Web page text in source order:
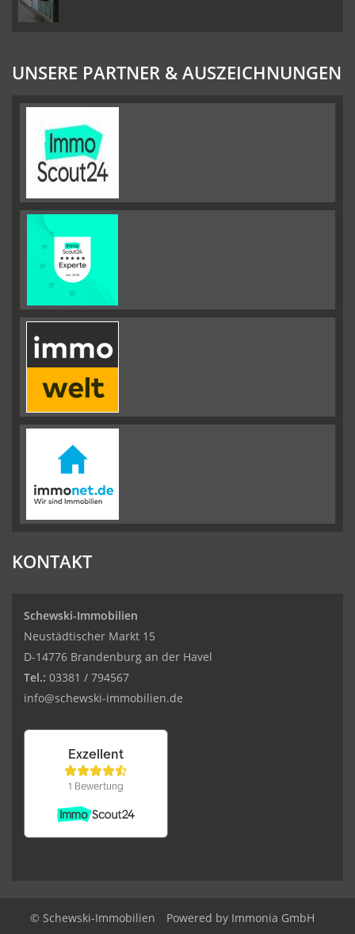
UNSERE PARTNER & AUSZEICHNUNGEN
KONTAKT
Schewski-Immobilien
Neustädtischer Markt 15
D-14776 Brandenburg an der Havel
Tel.: 03381 / 794567
info@schewski-immobilien.de
© Schewski-Immobilien Powered by Immonia GmbH